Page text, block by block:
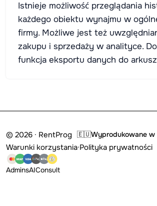
Istnieje możliwość przeglądania
każdego obiektu wynajmu w
firmy. Możliwe jest też
zakupu i sprzedaży w analityce.
funkcja eksportu danych do
© 2026 · RentProg 🇪🇺Wyprodukowane w
Warunki korzystania·Polityka prywatności
AdminsAIConsult